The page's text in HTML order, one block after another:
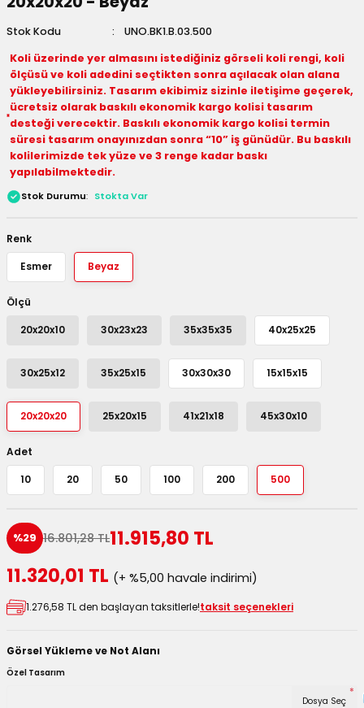
Kutuları
Kutuları
Masura Kapaklı
Kutular
ve Koliler
Stok Kodu
UNO.BK1.B.03.500
Koli üzerinde yer almasını istediğiniz görseli koli rengi, koli
ölçüsü ve koli adedini seçtikten sonra açılacak olan alana
yükleyebilirsiniz. Tasarım ekibimiz sizinle iletişime geçerek,
ücretsiz olarak baskılı ekonomik kargo kolisi tasarım
desteği verecektir. Baskılı ekonomik kargo kolisi termin
süresi tasarım onayınızdan sonra “10” iş günüdür. Bu baskılı
kolilerimizde tek yüze ve 3 renge kadar baskı
yapılabilmektedir.
Stok Durumu Stokta Var
Renk
Esmer Beyaz
Ölçü
20x20x10 30x23x23 35x35x35 40x25x25
30x25x12 35x25x15 30x30x30 15x15x15
20x20x20 25x20x15 41x21x18 45x30x10
Adet
10 20 50 100 200 500
%29 16.801,28 TL11.915,80 TL
11.320,01 TL (+ %5,00 havale indirimi)
1.276,58 TL den başlayan taksitlerle!taksit seçenekleri
Görsel Yükleme ve Not Alanı
Özel Tasarım
Dosya Seç
*